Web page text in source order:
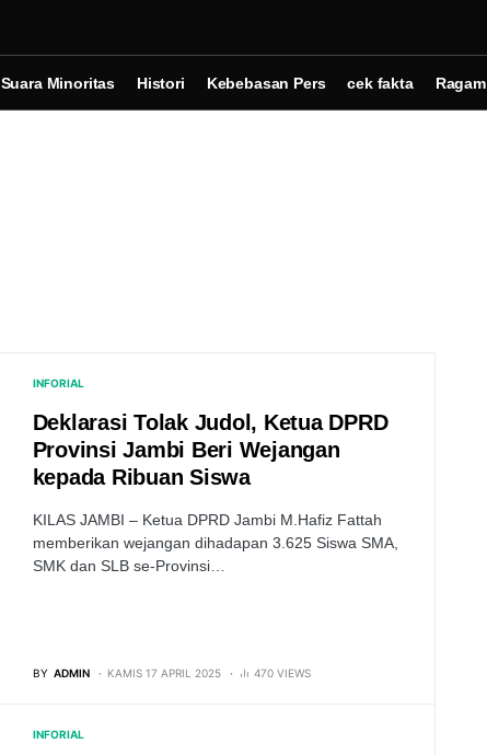
Suara Minoritas Histori Kebebasan Pers cek fakta Ragam
INFORIAL
Deklarasi Tolak Judol, Ketua DPRD
Provinsi Jambi Beri Wejangan
kepada Ribuan Siswa
KILAS JAMBI – Ketua DPRD Jambi M.Hafiz Fattah
memberikan wejangan dihadapan 3.625 Siswa SMA,
SMK dan SLB se-Provinsi…
BY ADMIN KAMIS 17 APRIL 2025 470 VIEWS
INFORIAL